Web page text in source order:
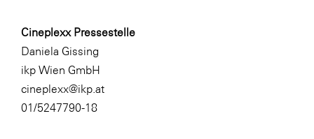
Cineplexx Pressestelle
Daniela Gissing
ikp Wien GmbH
cineplexx@ikp.at
01/5247790-18